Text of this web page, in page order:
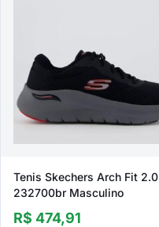
Tenis Skechers Arch Fit 2.0
232700br Masculino
R$ 474,91